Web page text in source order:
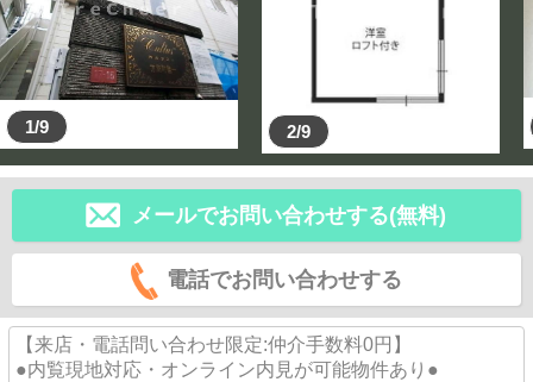
1/9 2/9
メールでお問い合わせする(無料)
電話でお問い合わせする
【来店・電話問い合わせ限定:仲介手数料0円】
●内覧現地対応・オンライン内見が可能物件あり●